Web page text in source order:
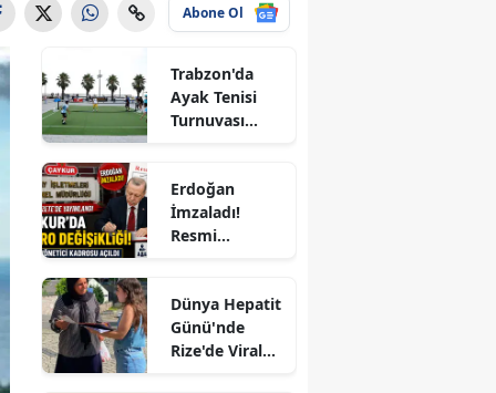
Abone Ol
Trabzon'da
Ayak Tenisi
Turnuvası
Erdoğan
İmzaladı!
Resmi
ÇAYKUR'a 4
Yeni Kadro,
KİT'lerde
Dünya Hepatit
Günü'nde
Rize'de Viral